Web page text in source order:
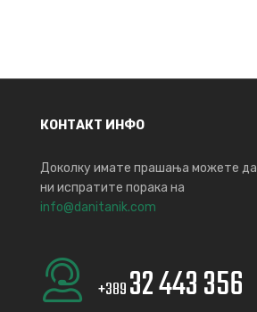
КОНТАКТ ИНФО
Доколку имате прашања можете да
ни испратите порака на
info@danitanik.com
+38932 443 356